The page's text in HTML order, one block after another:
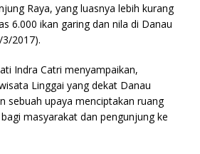
Raya, yang luasnya lebih kurang
6.000 ikan garing dan nila di Danau
2017).
Indra Catri menyampaikan,
Linggai yang dekat Danau
sebuah upaya menciptakan ruang
masyarakat dan pengunjung ke